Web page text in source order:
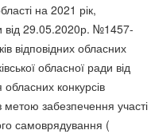
на 2021 рік,
від 29.05.2020р. №1457-
відповідних обласних
обласної ради від
конкурсів
забезпечення участі
самоврядування (